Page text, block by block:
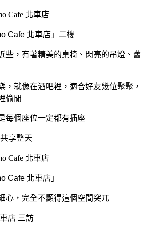
Cafe 北車店」二樓
些，有著精美的桌椅、閃亮的吊燈、舊
，就像在酒吧裡， 適合好友幾位聚聚，
偷閒
每個座位一定都有插座
享整天
Cafe 北車店」
心，完全不顯得這個空間突兀